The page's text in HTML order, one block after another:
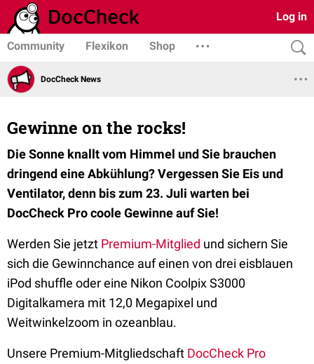
Log in
Community Flexikon Shop
DocCheck News
Gewinne on the rocks!
Die Sonne knallt vom Himmel und Sie brauchen
dringend eine Abkühlung? Vergessen Sie Eis und
Ventilator, denn bis zum 23. Juli warten bei
DocCheck Pro coole Gewinne auf Sie!
Werden Sie jetzt Premium-Mitglied und sichern Sie
sich die Gewinnchance auf einen von drei eisblauen
iPod shuffle oder eine Nikon Coolpix S3000
Digitalkamera mit 12,0 Megapixel und
Weitwinkelzoom in ozeanblau.
Unsere Premium-Mitgliedschaft DocCheck Pro